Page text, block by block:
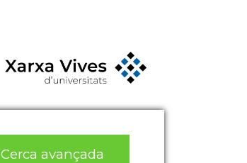
Cerca avançada